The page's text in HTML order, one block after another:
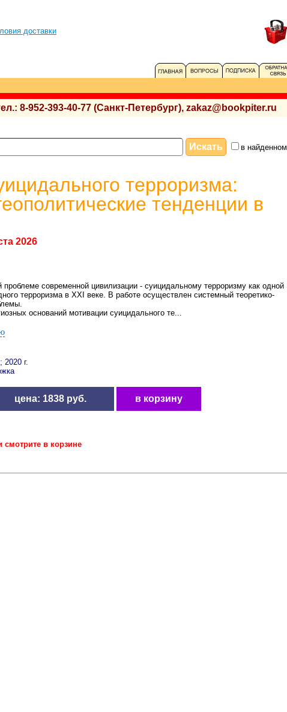
доставки
8-952-393-40-77 (Санкт-Петербург), zakaz@bookpiter.ru
в найденном
терроризма:
тенденции в
2026
современной цивилизации - суицидальному терроризму как одной
терроризма в XXI веке. В работе осуществлен системный теоретико-
оснований мотивации суицидального те...
г.
цена: 1838 руб. в корзину
смотрите в корзине